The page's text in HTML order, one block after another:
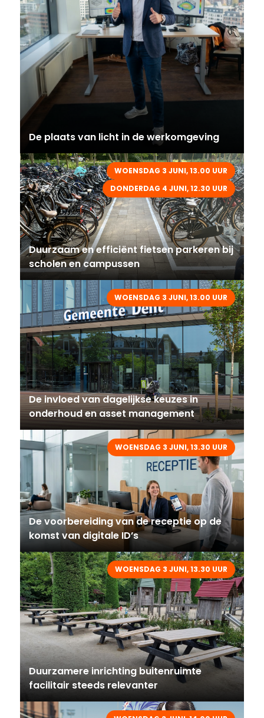
De plaats van licht in de werkomgeving
WOENSDAG 3 JUNI, 13.00 UUR
DONDERDAG 4 JUNI, 12.30 UUR
Duurzaam en efficiënt fietsen parkeren bij
scholen en campussen
WOENSDAG 3 JUNI, 13.00 UUR
De invloed van dagelijkse keuzes in
onderhoud en asset management
WOENSDAG 3 JUNI, 13.30 UUR
De voorbereiding van de receptie op de
komst van digitale ID’s
WOENSDAG 3 JUNI, 13.30 UUR
Duurzamere inrichting buitenruimte
facilitair steeds relevanter